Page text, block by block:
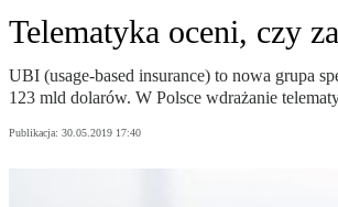
Telematyka oceni, czy
UBI (usage-based insurance) to nowa grupa
123 mld dolarów. W Polsce wdrażanie
Publikacja: 30.05.2019 17:40